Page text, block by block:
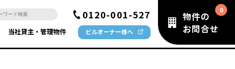
0120-001-527
当社貸主・管理物件 ビルオーナー様へ
物件の
お問合せ